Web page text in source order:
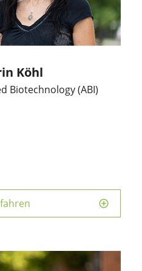
Köhl
Biotechnology (ABI)